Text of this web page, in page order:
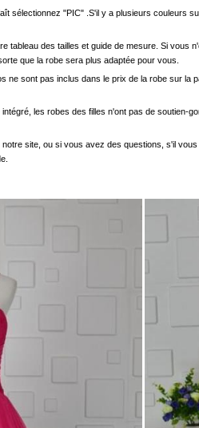
sélectionnez "PIC" .S'il y a plusieurs couleurs
tableau des tailles et guide de mesure. Si
que la robe sera plus adaptée pour vous.
ne sont pas inclus dans le prix de la robe sur
les robes des filles n'ont pas de soutien-
site, ou si vous avez des questions, s'il